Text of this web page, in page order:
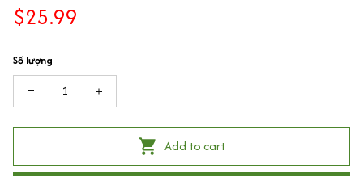
$25.99
Số lượng
Add to cart